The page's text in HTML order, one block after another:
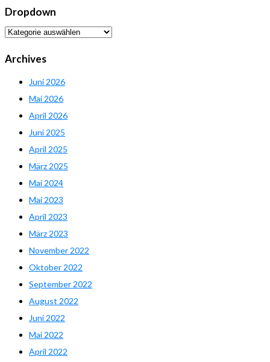
Dropdown
Dropdown
Archives
Juni 2026
Mai 2026
April 2026
Juni 2025
April 2025
März 2025
Mai 2024
Mai 2023
April 2023
März 2023
November 2022
Oktober 2022
September 2022
August 2022
Juni 2022
Mai 2022
April 2022